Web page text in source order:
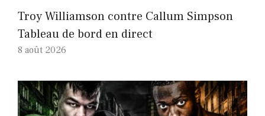
Troy Williamson contre Callum Simpson
Tableau de bord en direct
8 août 2026